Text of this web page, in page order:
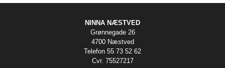
NINNA NÆSTVED
Grønnegade 26
4700 Næstved
Telefon 55 73 52 62
Cvr. 75527217